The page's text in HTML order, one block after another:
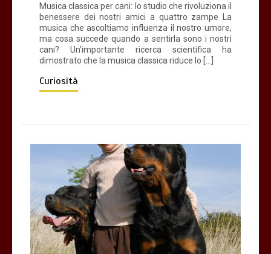
Musica classica per cani: lo studio che rivoluziona il
benessere dei nostri amici a quattro zampe La
musica che ascoltiamo influenza il nostro umore,
ma cosa succede quando a sentirla sono i nostri
cani? Un’importante ricerca scientifica ha
dimostrato che la musica classica riduce lo […]
Curiosità